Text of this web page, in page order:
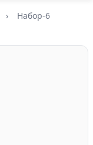
› Набор-6